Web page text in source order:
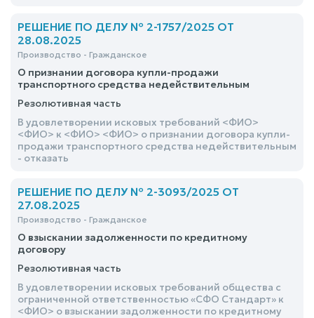
РЕШЕНИЕ ПО ДЕЛУ № 2-1757/2025 ОТ
28.08.2025
Производство - Гражданское
О признании договора купли-продажи
транспортного средства недействительным
Резолютивная часть
В удовлетворении исковых требований <ФИО>
<ФИО> к <ФИО> <ФИО> о признании договора купли-
продажи транспортного средства недействительным
- отказать
РЕШЕНИЕ ПО ДЕЛУ № 2-3093/2025 ОТ
27.08.2025
Производство - Гражданское
О взыскании задолженности по кредитному
договору
Резолютивная часть
В удовлетворении исковых требований общества с
ограниченной ответственностью «СФО Стандарт» к
<ФИО> о взыскании задолженности по кредитному